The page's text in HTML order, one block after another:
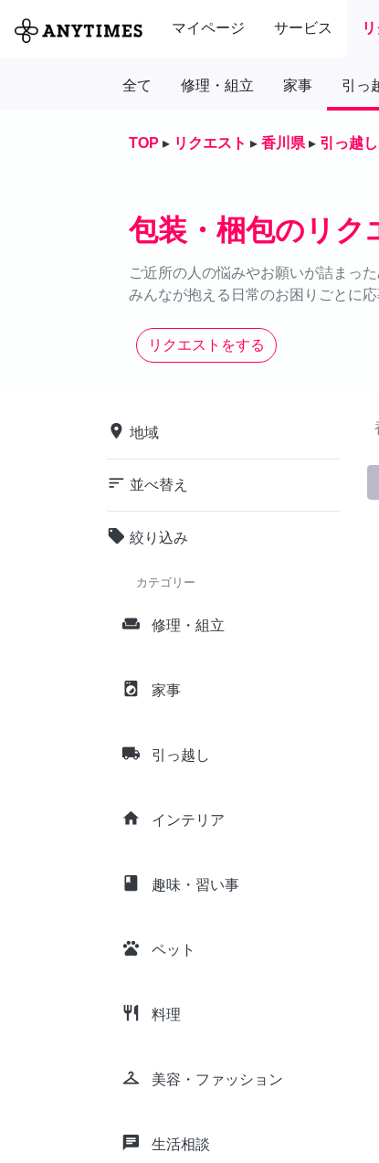
マイページ サービス
全て 修理・組立 家事 引っ
TOP ▸ リクエスト ▸ 香川県 ▸ 引っ越し
包装・梱包のリク
ご近所の人の悩みやお願いが詰まっ
みんなが抱える日常のお困りごとに
リクエストをする
place 地域
sort 並べ替え
local_offer 絞り込み
カテゴリー
weekend 修理・組立
local_laundry_service 家事
local_shipping 引っ越し
home インテリア
class 趣味・習い事
pets ペット
restaurant 料理
checkroom 美容・ファッション
chat 生活相談